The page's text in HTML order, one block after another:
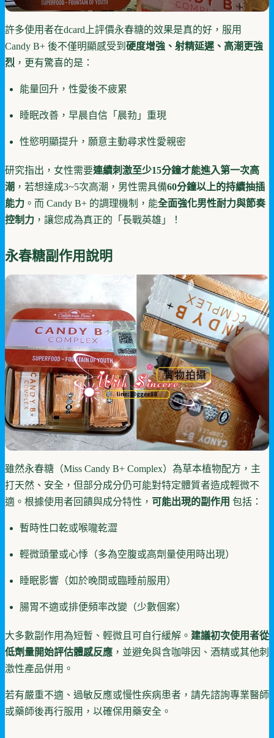
許多使用者在dcard上評價永春糖的效果是真的好，服用
Candy B+ 後不僅明顯感受到 硬度增強、射精延遲、高潮更強
烈 ，更有驚喜的是：
能量回升，性愛後不疲累
睡眠改善，早晨自信「晨勃」重現
性慾明顯提升，願意主動尋求性愛親密
研究指出，女性需要連續刺激至少15分鐘才能進入第一次高
潮 ，若想達成3~5次高潮，男性需具備60分鐘以上的持續抽插
能力 。而 Candy B+ 的調理機制，能全面強化男性耐力與節奏
控制力 ，讓您成為真正的「長戰英雄」！
永春糖副作用說明
雖然永春糖（Miss Candy B+ Complex）為草本植物配方，主
打天然、安全，但部分成分仍可能對特定體質者造成輕微不
適。根據使用者回饋與成分特性， 可能出現的副作用 包括：
暫時性口乾或喉嚨乾澀
輕微頭暈或心悸（多為空腹或高劑量使用時出現）
睡眠影響（如於晚間或臨睡前服用）
腸胃不適或排便頻率改變（少數個案）
大多數副作用為短暫、輕微且可自行緩解。 建議初次使用者從
低劑量開始評估體感反應 ，並避免與含咖啡因、酒精或其他刺
激性產品併用。
若有嚴重不適、過敏反應或慢性疾病患者，請先諮詢專業醫師
或藥師後再行服用，以確保用藥安全。